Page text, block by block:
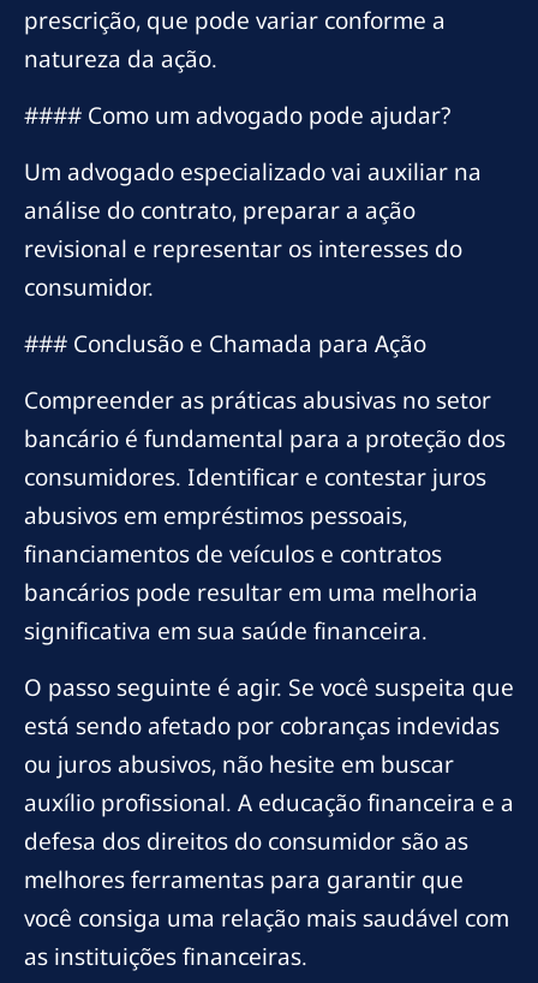
prescrição, que pode variar conforme a
natureza da ação.
#### Como um advogado pode ajudar?
Um advogado especializado vai auxiliar na
análise do contrato, preparar a ação
revisional e representar os interesses do
consumidor.
### Conclusão e Chamada para Ação
Compreender as práticas abusivas no setor
bancário é fundamental para a proteção dos
consumidores. Identificar e contestar juros
abusivos em empréstimos pessoais,
financiamentos de veículos e contratos
bancários pode resultar em uma melhoria
significativa em sua saúde financeira.
O passo seguinte é agir. Se você suspeita que
está sendo afetado por cobranças indevidas
ou juros abusivos, não hesite em buscar
auxílio profissional. A educação financeira e a
defesa dos direitos do consumidor são as
melhores ferramentas para garantir que
você consiga uma relação mais saudável com
as instituições financeiras.